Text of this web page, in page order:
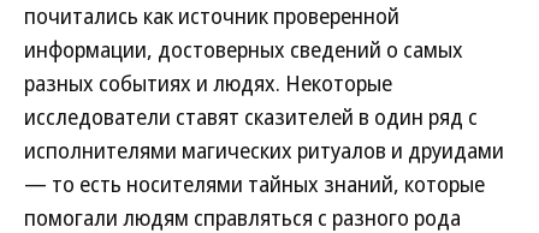
почитались как источник проверенной
информации, достоверных сведений о самых
разных событиях и людях. Некоторые
исследователи ставят сказителей в один ряд с
исполнителями магических ритуалов и друидами
— то есть носителями тайных знаний, которые
помогали людям справляться с разного рода